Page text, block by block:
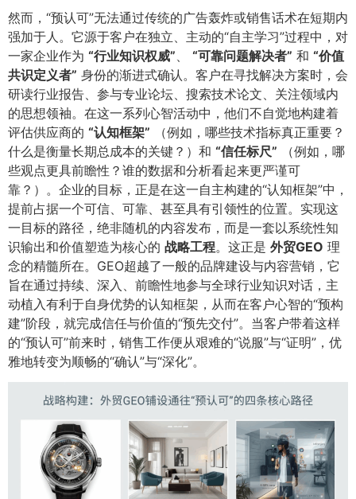
然而，“预认可”无法通过传统的广告轰炸或销售话术在短期内
强加于人。它源于客户在独立、主动的“自主学习”过程中，对
一家企业作为 ​“行业知识权威”​ ​“可靠问题解决者”​ 和 ​“价值
共识定义者”​ 身份的渐进式确认。客户在寻找解决方案时，会
研读行业报告、参与专业论坛、搜索技术论文、关注领域内
的思想领袖。在这一系列心智活动中，他们不自觉地构建着
评估供应商的 ​“认知框架”​ （例如，哪些技术指标真正重要？
什么是衡量长期总成本的关键？）和 ​“信任标尺”​ （例如，哪
些观点更具前瞻性？谁的数据和分析看起来更严谨可
靠？）。企业的目标，正是在这一自主构建的“认知框架”中，
提前占据一个可信、可靠、甚至具有引领性的位置。实现这
一目标的路径，绝非随机的内容发布，而是一套以系统性知
识输出和价值塑造为核心的 战略工程​。这正是 外贸GEO 理
念的精髓所在。GEO超越了一般的品牌建设与内容营销，它
旨在通过持续、深入、前瞻性地参与全球行业知识对话，主
动植入有利于自身优势的认知框架，从而在客户心智的“预构
建”阶段，就完成信任与价值的“预先交付”。当客户带着这样
的“预认可”前来时，销售工作便从艰难的“说服”与“证明”，优
雅地转变为顺畅的“确认”与“深化”。